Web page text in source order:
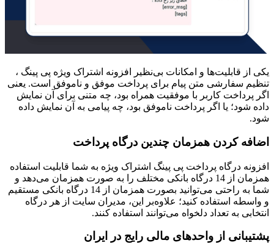
یکی از قابلیت‌ها و امکانات بی‌نظیر افزونه اشتراک ویژه پی پینگ ،
تنظیم سفارشی‌ متن پیام برای پرداخت موفق و ناموفق است. یعنی
اگر پرداخت کاربر با موفقیت همراه بود، چه متنی برای آن نمایش
داده شود؛ یا اگر پرداخت ناموفق بود، چه پیامی به آن نمایش داده
شود.
اضافه کردن همزمان چندین درگاه پرداخت
افزونه درگاه پرداخت پی پینگ اشتراک ویژه به شما قابلیت استفاده
همزمان از 14 درگاه بانکی مختلف را به صورت همزمان می‌دهد و
شما به راحتی می‌توانید بصورت همزمان از 14 درگاه بانکی مستقیم
و واسطه استفاده کنید؛ علاوه‌بر این، مدیران سایت از هر درگاه
انتخابی به تعداد دلخواه می‌توانند استفاده کنند.
پشتیبانی از واحدهای مالی رایج در ایران